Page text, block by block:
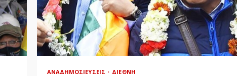
ΑΝΑΔΗΜΟΣΙΕΎΣΕΙΣ ΔΙΕΘΝΉ